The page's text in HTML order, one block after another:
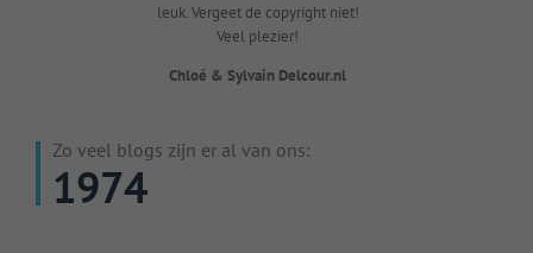
leuk. Vergeet de copyright niet!
Veel plezier!
Chloé & Sylvain Delcour.nl
Zo veel blogs zijn er al van ons:
1974